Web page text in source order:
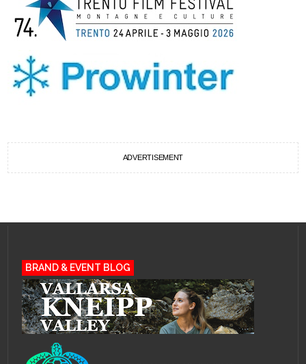
ADVERTISEMENT
BRAND & EVENT BLOG